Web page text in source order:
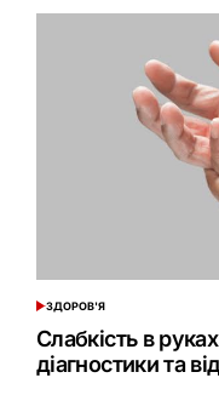
ОПУБЛІКУВАТИ
У
ЗДОРОВ'Я
Слабкість в
діагностики та